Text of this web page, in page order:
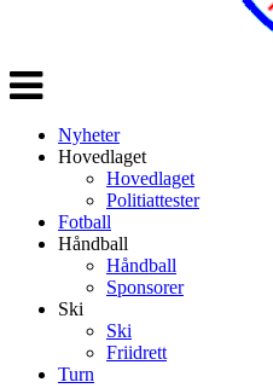
Veksle
navigasjon
Nyheter
Hovedlaget
Hovedlaget
Politiattester
Fotball
Håndball
Håndball
Sponsorer
Ski
Ski
Friidrett
Turn